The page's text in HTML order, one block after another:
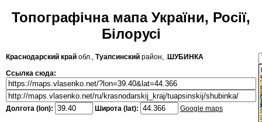
Топографічна мапа України, Росії,
Білорусі
Краснодарский край обл., Туапсинский район, .ШУБИНКА
Ссылка сюда:
Долгота (lon): Широта (lat): Google maps